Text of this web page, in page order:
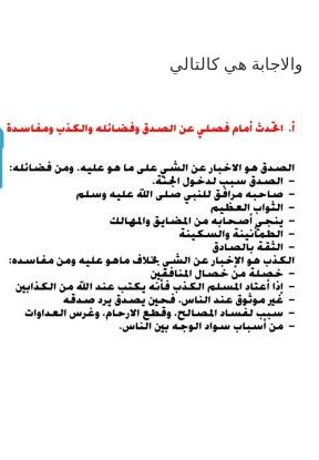
والاجابة هي كالتالي